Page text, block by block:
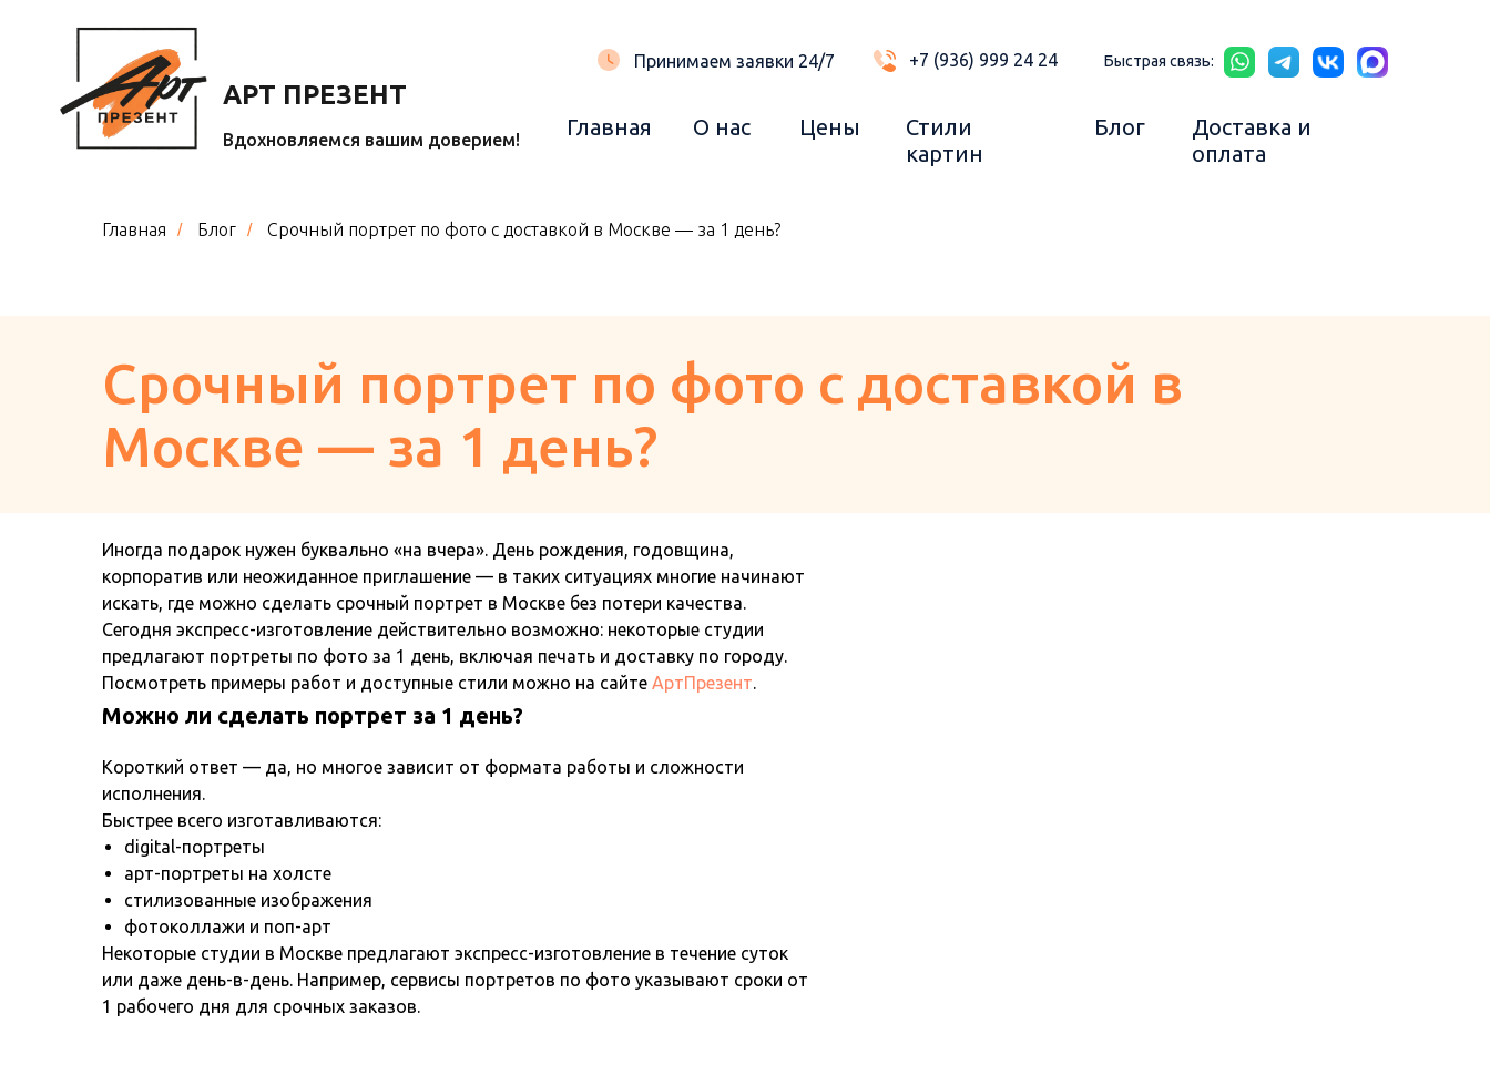
+7 (936) 999 24 24 Быстрая связь:
Принимаем заявки 24/7
Главная О нас
Стили
картин
Блог
Доставка и
оплата
Цены
АРТ ПРЕЗЕНТ
Вдохновляемся вашим доверием!
Главная / Блог / Срочный портрет по фото с доставкой в Москве — за 1 день?
Срочный портрет по фото с доставкой в
Москве — за 1 день?
Иногда подарок нужен буквально «на вчера». День рождения, годовщина,
корпоратив или неожиданное приглашение — в таких ситуациях многие начинают
искать, где можно сделать срочный портрет в Москве без потери качества.
Сегодня экспресс-изготовление действительно возможно: некоторые студии
предлагают портреты по фото за 1 день, включая печать и доставку по городу.
Посмотреть примеры работ и доступные стили можно на сайте АртПрезент.
Можно ли сделать портрет за 1 день?
Короткий ответ — да, но многое зависит от формата работы и сложности
исполнения.
Быстрее всего изготавливаются:
digital-портреты
арт-портреты на холсте
стилизованные изображения
фотоколлажи и поп-арт
Некоторые студии в Москве предлагают экспресс-изготовление в течение суток
или даже день-в-день. Например, сервисы портретов по фото указывают сроки от
1 рабочего дня для срочных заказов.